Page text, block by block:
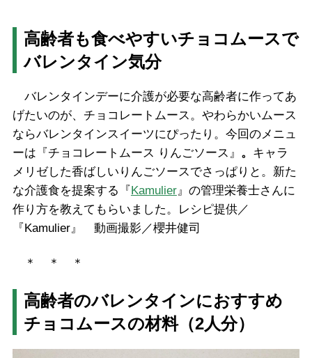
高齢者も食べやすいチョコムースで
バレンタイン気分
バレンタインデーに介護が必要な高齢者に作ってあ
げたいのが、チョコレートムース。やわらかいムース
ならバレンタインスイーツにぴったり。今回のメニュ
ーは『チョコレートムース りんごソース』
。 キャラ
メリゼした香ばしいりんごソースでさっぱりと。新た
な介護食を提案する『Kamulier』の管理栄養士さんに
作り方を教えてもらいました。レシピ提供／
『Kamulier』 動画撮影／櫻井健司
＊ ＊ ＊
高齢者のバレンタインにおすすめ
チョコムースの材料（2人分）